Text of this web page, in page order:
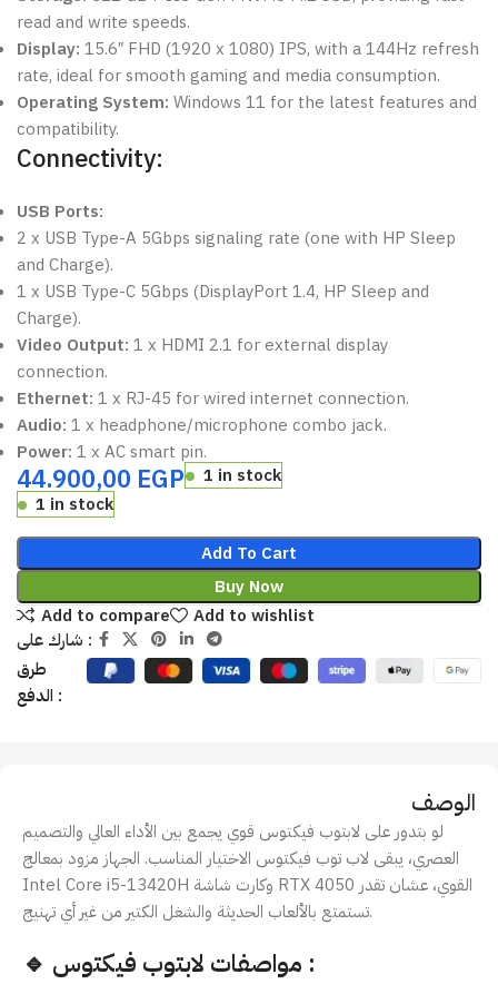
read and write speeds.
Display: 15.6″ FHD (1920 x 1080) IPS, with a 144Hz refresh
rate, ideal for smooth gaming and media consumption.
Operating System: Windows 11 for the latest features and
compatibility.
Connectivity:
USB Ports:
2 x USB Type-A 5Gbps signaling rate (one with HP Sleep
and Charge).
1 x USB Type-C 5Gbps (DisplayPort 1.4, HP Sleep and
Charge).
Video Output: 1 x HDMI 2.1 for external display
connection.
Ethernet: 1 x RJ-45 for wired internet connection.
Audio: 1 x headphone/microphone combo jack.
Power: 1 x AC smart pin.
44.900,00 EGP
1 in stock
1 in stock
Add To Cart
Buy Now
Add to compare
Add to wishlist
شارك على :
طرق
الدفع :
الوصف
لو بتدور على لابتوب فيكتوس قوي يجمع بين الأداء العالي والتصميم
العصري، يبقى لاب توب فيكتوس الاختيار المناسب. الجهاز مزود بمعالج
Intel Core i5-13420H وكارت شاشة RTX 4050 القوي، عشان تقدر
تستمتع بالألعاب الحديثة والشغل الكتير من غير أي تهنيج.
🔹 مواصفات لابتوب فيكتوس :